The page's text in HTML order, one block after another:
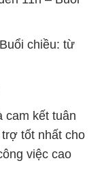
tốt nhất cho
việc cao
CHẤT ĐẮC
Bình Trị
Hồ Chí